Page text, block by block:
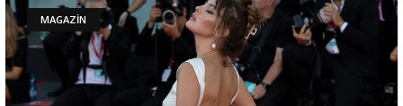
MAGAZİN